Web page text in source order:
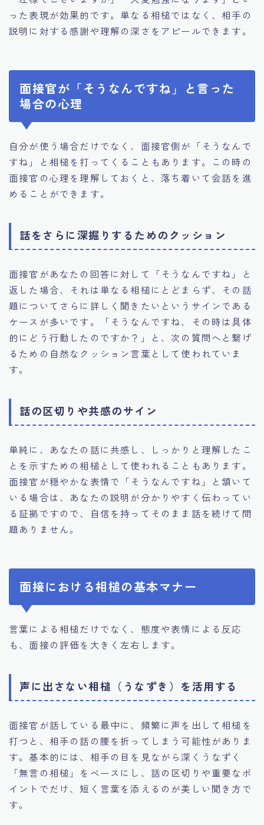
った表現が効果的です。単なる相槌ではなく、相手の
説明に対する感謝や理解の深さをアピールできます。
面接官が「そうなんですね」と言った
場合の心理
自分が使う場合だけでなく、面接官側が「そうなんで
すね」と相槌を打ってくることもあります。この時の
面接官の心理を理解しておくと、落ち着いて会話を進
めることができます。
話をさらに深掘りするためのクッション
面接官があなたの回答に対して「そうなんですね」と
返した場合、それは単なる相槌にとどまらず、その話
題についてさらに詳しく聞きたいというサインである
ケースが多いです。「そうなんですね、その時は具体
的にどう行動したのですか？」と、次の質問へと繋げ
るための自然なクッション言葉として使われていま
す。
話の区切りや共感のサイン
単純に、あなたの話に共感し、しっかりと理解したこ
とを示すための相槌として使われることもあります。
面接官が穏やかな表情で「そうなんですね」と頷いて
いる場合は、あなたの説明が分かりやすく伝わってい
る証拠ですので、自信を持ってそのまま話を続けて問
題ありません。
面接における相槌の基本マナー
言葉による相槌だけでなく、態度や表情による反応
も、面接の評価を大きく左右します。
声に出さない相槌（うなずき）を活用する
面接官が話している最中に、頻繁に声を出して相槌を
打つと、相手の話の腰を折ってしまう可能性がありま
す。基本的には、相手の目を見ながら深くうなずく
「無言の相槌」をベースにし、話の区切りや重要なポ
イントでだけ、短く言葉を添えるのが美しい聞き方で
す。